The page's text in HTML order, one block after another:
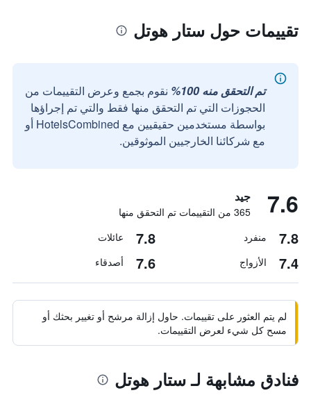
تقييمات حول ستار هوتل
تم التحقق منه 100%
نقوم بجمع وعرض التقييمات من
الحجوزات التي تم التحقق منها فقط والتي تم إجراؤها
بواسطة مستخدمين حقيقيين مع HotelsCombined أو
مع شركائنا الخارجيين الموثوقين.
7.6 جيد
365 من التقييمات تم التحقق منها
7.8 منفرد 7.8 عائلات
7.4 الأزواج 7.6 أصدقاء
لم يتم العثور على تقييمات. حاول إزالة مرشح أو تغيير بحثك أو
مسح كل شيء لعرض التقييمات.
فنادق مشابهة لـ ستار هوتل